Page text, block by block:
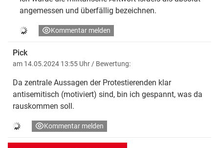
angemessen und überfällig bezeichnen.
Kommentar melden
Pick
am 14.05.2024 13:55 Uhr / Bewertung:
Da zentrale Aussagen der Protestierenden klar
antisemitisch (motiviert) sind, bin ich gespannt, was da
rauskommen soll.
Kommentar melden